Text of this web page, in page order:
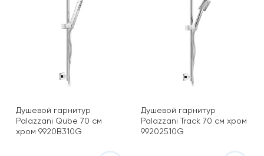
Душевой гарнитур
Palazzani Qube 70 см
хром 9920B310G
Душевой гарнитур
Palazzani Track 70 см хром
99202510G